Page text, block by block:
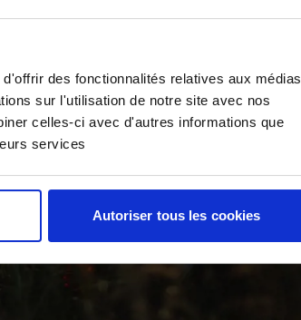
des fonctionnalités relatives aux médias
sur l'utilisation de notre site avec nos
celles-ci avec d'autres informations que
services
Autoriser tous les cookies
avec gentillesse
Uni